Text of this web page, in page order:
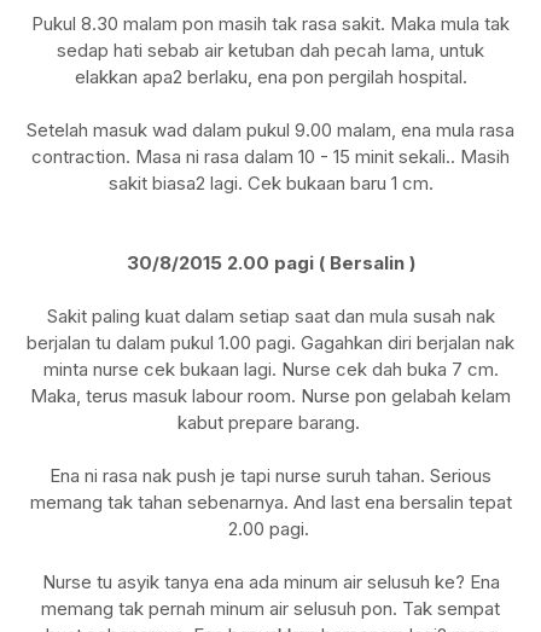
Pukul 8.30 malam pon masih tak rasa sakit. Maka mula tak
sedap hati sebab air ketuban dah pecah lama, untuk
elakkan apa2 berlaku, ena pon pergilah hospital.
Setelah masuk wad dalam pukul 9.00 malam, ena mula rasa
contraction. Masa ni rasa dalam 10 - 15 minit sekali.. Masih
sakit biasa2 lagi. Cek bukaan baru 1 cm.
30/8/2015 2.00 pagi ( Bersalin )
Sakit paling kuat dalam setiap saat dan mula susah nak
berjalan tu dalam pukul 1.00 pagi. Gagahkan diri berjalan nak
minta nurse cek bukaan lagi. Nurse cek dah buka 7 cm.
Maka, terus masuk labour room. Nurse pon gelabah kelam
kabut prepare barang.
Ena ni rasa nak push je tapi nurse suruh tahan. Serious
memang tak tahan sebenarnya. And last ena bersalin tepat
2.00 pagi.
Nurse tu asyik tanya ena ada minum air selusuh ke? Ena
memang tak pernah minum air selusuh pon. Tak sempat